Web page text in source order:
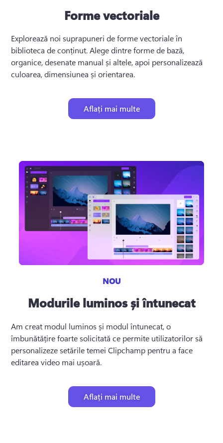
Forme vectoriale
Explorează noi suprapuneri de forme vectoriale în
biblioteca de conținut. Alege dintre forme de bază,
organice, desenate manual și altele, apoi personalizează
culoarea, dimensiunea și orientarea.
Aflați mai multe
NOU
Modurile luminos și întunecat
Am creat modul luminos și modul întunecat, o
îmbunătățire foarte solicitată ce permite utilizatorilor să
personalizeze setările temei Clipchamp pentru a face
editarea video mai ușoară.
Aflați mai multe